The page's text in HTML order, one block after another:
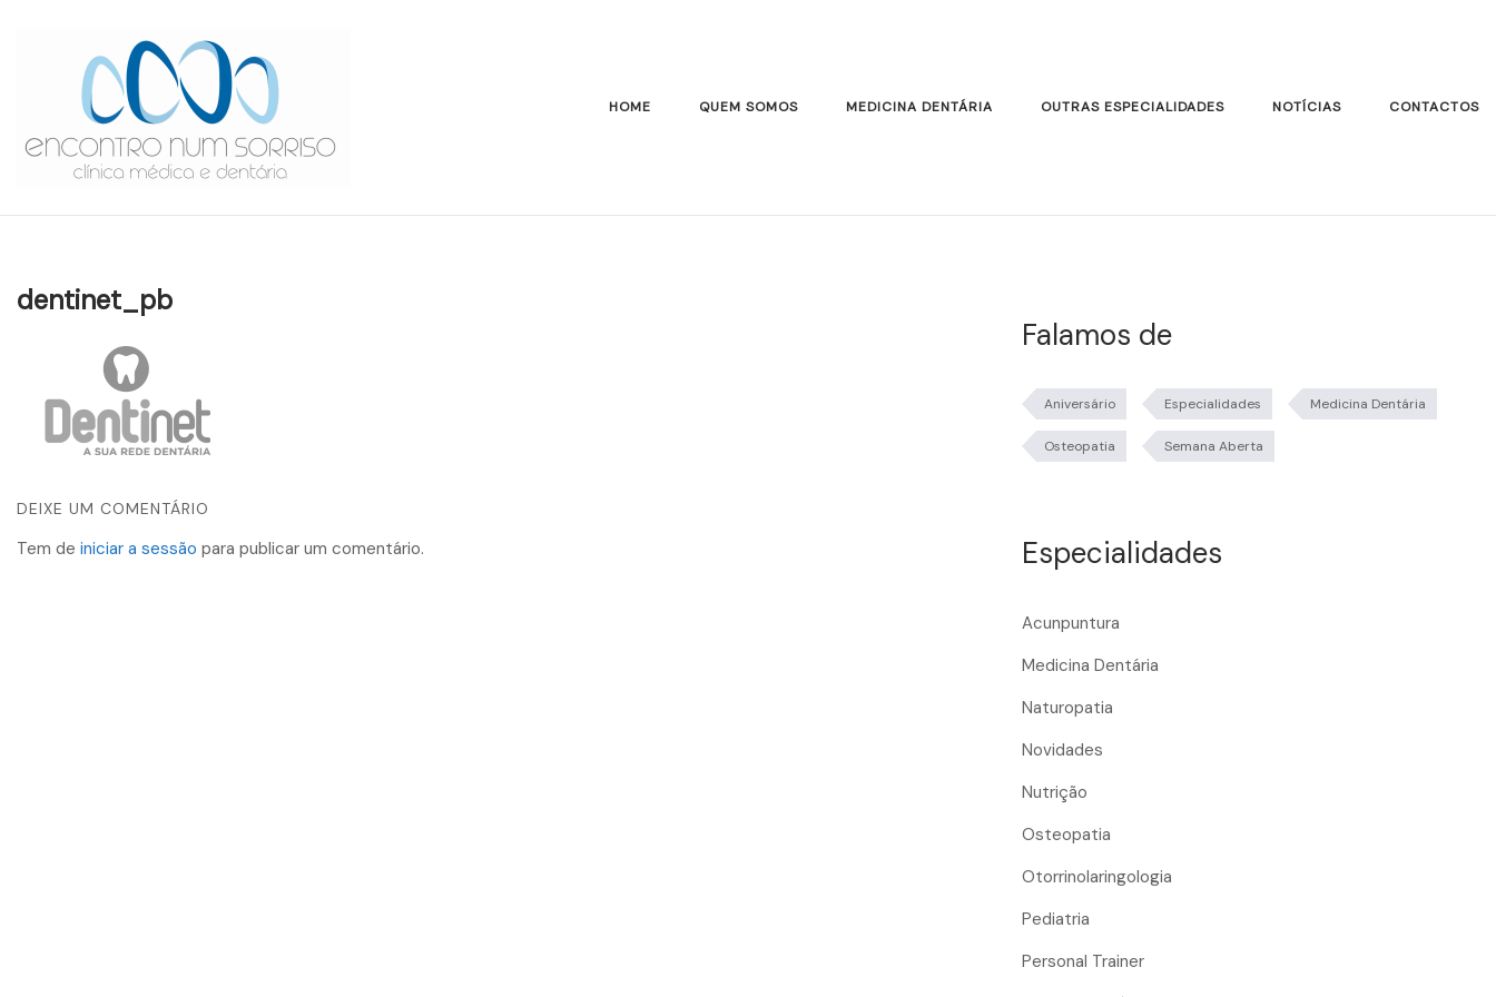
HOME QUEM SOMOS MEDICINA DENTÁRIA OUTRAS ESPECIALIDADES NOTÍCIAS CONTACTOS
dentinet_pb
DEIXE UM COMENTÁRIO
Tem de iniciar a sessão para publicar um comentário.
Falamos de
Aniversário Especialidades Medicina Dentária
Osteopatia Semana Aberta
Especialidades
Acunpuntura
Medicina Dentária
Naturopatia
Novidades
Nutrição
Osteopatia
Otorrinolaringologia
Pediatria
Personal Trainer